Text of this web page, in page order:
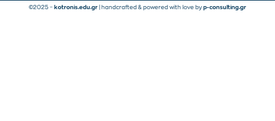
©2025 – kotronis.edu.gr | handcrafted & powered with love by p-consulting.gr